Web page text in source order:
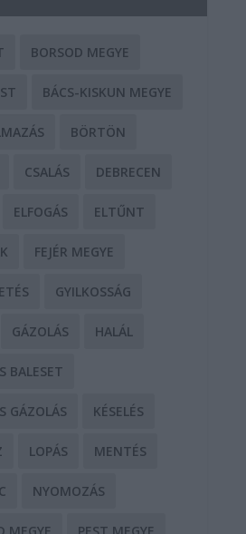
BORSOD MEGYE
BÁCS-KISKUN MEGYE
BÖRTÖN
CSALÁS DEBRECEN
ELFOGÁS ELTŰNT
FEJÉR MEGYE
GYILKOSSÁG
GÁZOLÁS HALÁL
BALESET
GÁZOLÁS KÉSELÉS
LOPÁS MENTÉS
NYOMOZÁS